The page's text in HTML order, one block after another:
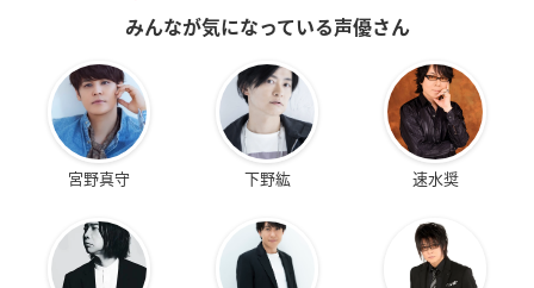
みんなが気になっている声優さん
宮野真守 下野紘 速水奨